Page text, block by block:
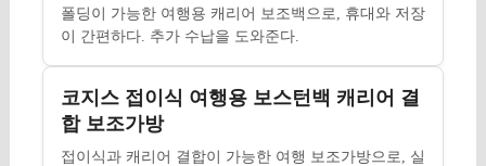
폴딩이 가능한 여행용 캐리어 보조백으로, 휴대와 저장
이 간편하다. 추가 수납을 도와준다.
코지스 접이식 여행용 보스턴백 캐리어 결
합 보조가방
접이식과 캐리어 결합이 가능한 여행 보조가방으로, 실